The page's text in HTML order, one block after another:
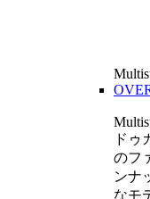
ドゥ
のフ
ンナ
なモ